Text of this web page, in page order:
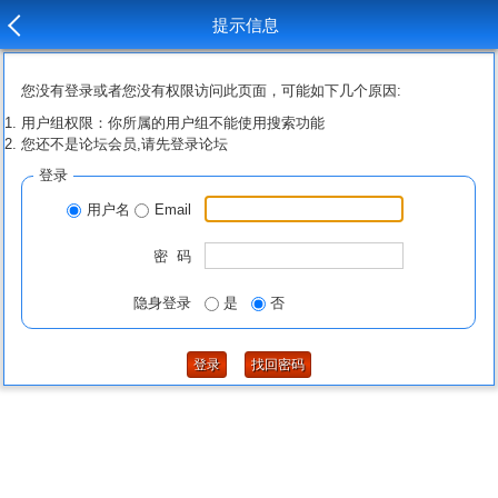
提示信息
您没有登录或者您没有权限访问此页面，可能如下几个原因:
用户组权限：你所属的用户组不能使用搜索功能
您还不是论坛会员,请先登录论坛
登录
用户名 Email
密 码
隐身登录 是 否